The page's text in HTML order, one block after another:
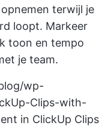
terwijl je
loopt. Markeer
toon en tempo
je team.
wp-
Clips-with-
in ClickUp Clips